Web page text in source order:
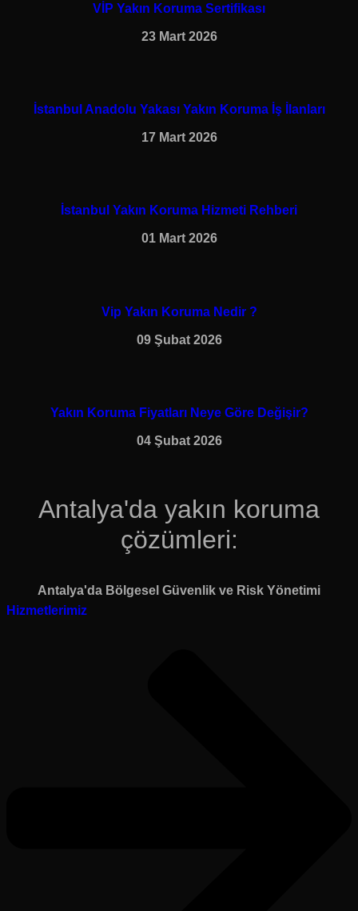
VİP Yakın Koruma Sertifikası
23 Mart 2026
İstanbul Anadolu Yakası Yakın Koruma İş İlanları
17 Mart 2026
İstanbul Yakın Koruma Hizmeti Rehberi
01 Mart 2026
Vip Yakın Koruma Nedir ?
09 Şubat 2026
Yakın Koruma Fiyatları Neye Göre Değişir?
04 Şubat 2026
Antalya'da yakın koruma
çözümleri:
Antalya'da Bölgesel Güvenlik ve Risk Yönetimi
Hizmetlerimiz